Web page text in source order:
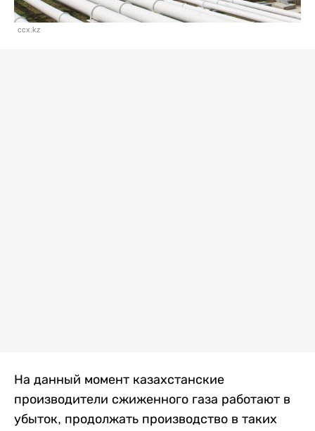
ccx.kz
На данный момент казахстанские
производители сжиженного газа работают в
убыток, продолжать производство в таких